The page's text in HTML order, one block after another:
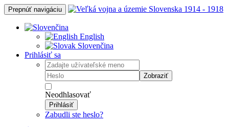
Prepnúť navigáciu
English
Slovenčina
Prihlásiť sa
Zobraziť
Neodhlasovať
Prihlásiť
Zabudli ste heslo?